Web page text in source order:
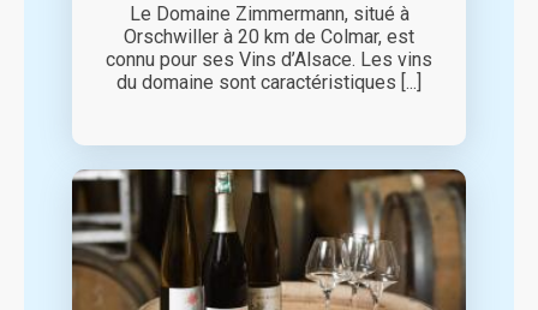
Le Domaine Zimmermann, situé à
Orschwiller à 20 km de Colmar, est
connu pour ses Vins d’Alsace. Les vins
du domaine sont caractéristiques [...]